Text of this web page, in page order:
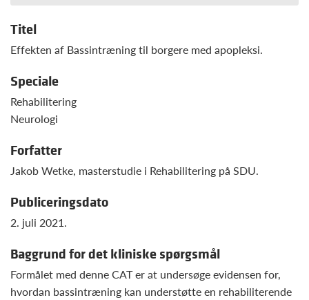
Titel
Effekten af Bassintræning til borgere med apopleksi.
Speciale
Rehabilitering
Neurologi
Forfatter
Jakob Wetke, masterstudie i Rehabilitering på SDU.
Publiceringsdato
2. juli 2021.
Baggrund for det kliniske spørgsmål
Formålet med denne CAT er at undersøge evidensen for,
hvordan bassintræning kan understøtte en rehabiliterende